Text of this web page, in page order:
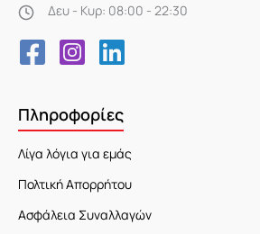
Δευ - Κυρ: 08:00 - 22:30
Πληροφορίες
Λίγα λόγια για εμάς
Πολτική Απορρήτου
Ασφάλεια Συναλλαγών